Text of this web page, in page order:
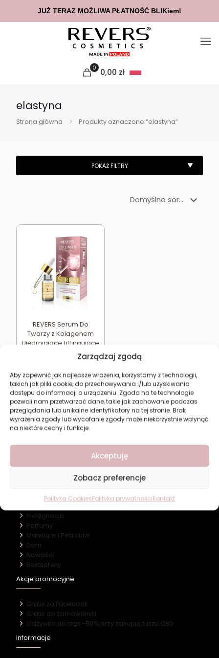
Zarządzaj zgodą
Aby zapewnić jak najlepsze wrażenia, korzystamy z technologii,
takich jak pliki cookie, do przechowywania i/lub uzyskiwania
dostępu do informacji o urządzeniu. Zgoda na te technologie
pozwoli nam przetwarzać dane, takie jak zachowanie podczas
przeglądania lub unikalne identyfikatory na tej stronie. Brak
wyrażenia zgody lub wycofanie zgody może niekorzystnie wpłynąć
na niektóre cechy i funkcje.
Akceptuję
Zobacz preferencje
Polityka CookiesPolityka prywatnościKontakt
0 0,00 zł
elastyna
Strona główna Produkty oznaczone “elastyna”
REVERS Serum Do
Twarzy z Kolagenem
Ujędrniające Liftingujące
Dodaj do koszyka
Revers Cosmetics
O firmie
Kontakt
Pielęgnacja
Perfumy
Manicure i Pedicure
Dom
Nowości
Bestsellery
Akcje promocyjne
Gratis za Facebook
Gratis do zamówienia
Odżywka do rzęs -50% przy zakupie tuszu CBD
Informacje
JUŻ TERAZ MOŻLIWA PŁATNOŚĆ BLIKiem!